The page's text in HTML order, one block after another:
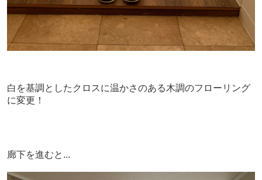
白を基調としたクロスに温かさのある木調のフローリング
に変更！
廊下を進むと...